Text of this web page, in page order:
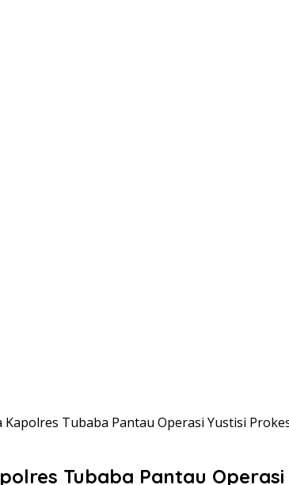
Kapolres Tubaba Pantau Operasi Yustisi
Tubaba Pantau Operasi